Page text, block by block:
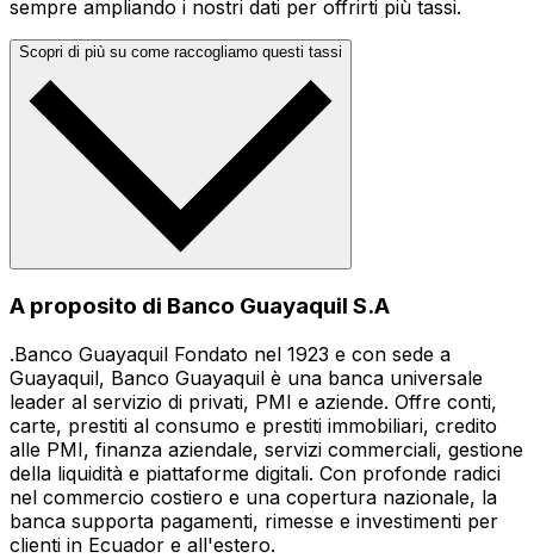
sempre ampliando i nostri dati per offrirti più tassi.
Scopri di più su come raccogliamo questi tassi
A proposito di Banco Guayaquil S.A
.Banco Guayaquil Fondato nel 1923 e con sede a
Guayaquil, Banco Guayaquil è una banca universale
leader al servizio di privati, PMI e aziende. Offre conti,
carte, prestiti al consumo e prestiti immobiliari, credito
alle PMI, finanza aziendale, servizi commerciali, gestione
della liquidità e piattaforme digitali. Con profonde radici
nel commercio costiero e una copertura nazionale, la
banca supporta pagamenti, rimesse e investimenti per
clienti in Ecuador e all'estero.